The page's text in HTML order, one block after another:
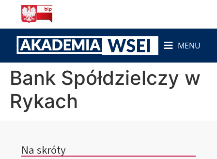
MENU
Bank Spółdzielczy w
Rykach
Na skróty